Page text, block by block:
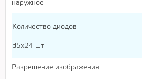
наружное
Количество диодов
d5x24 шт
Разрешение изображения